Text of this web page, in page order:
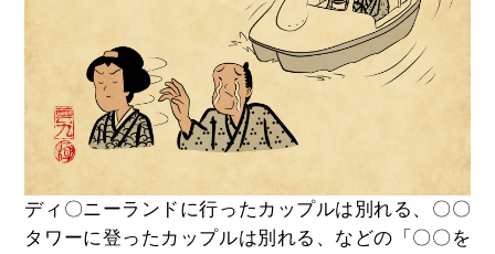
ディ〇ニーランドに行ったカップルは別れる、〇〇
タワーに登ったカップルは別れる、などの「〇〇を